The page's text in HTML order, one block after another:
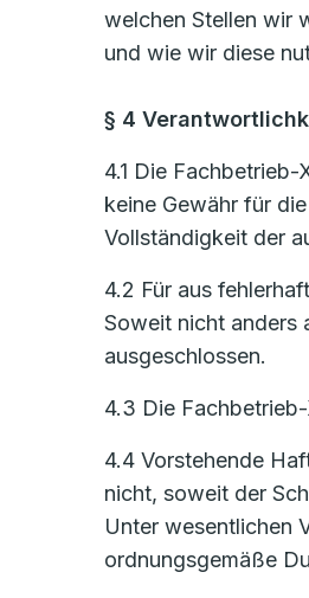
welchen Stellen wir
und wie wir diese
§ 4
4.1 Die
keine Gewähr für
Vollständigkeit der
4.2 Für aus
Soweit nicht anders
ausgeschlossen.
4.3 Die
4.4 Vorstehende
nicht, soweit der
Unter wesentlichen
ordnungsgemäße